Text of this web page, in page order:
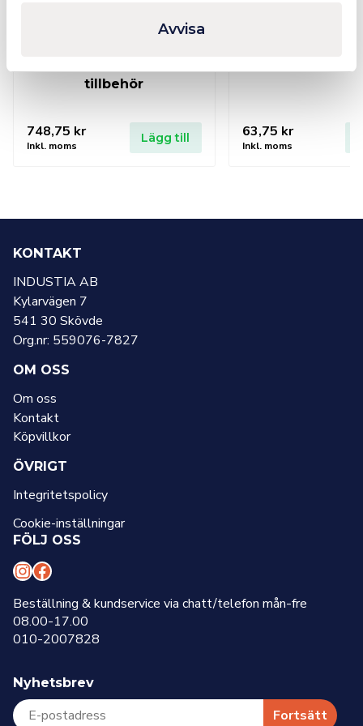
Avvisa
tillbehör
748,75 kr
Inkl. moms
Lägg till
CFH Lödfett
63,75 kr
Inkl. moms
KONTAKT
INDUSTIA AB
Kylarvägen 7
541 30 Skövde
Org.nr: 559076-7827
OM OSS
Om oss
Kontakt
Köpvillkor
ÖVRIGT
Integritetspolicy
Cookie-inställningar
FÖLJ OSS
I
n
s
t
a
g
r
F
a
c
e
b
o
o
Beställning & kundservice via chatt/telefon mån-fre
08.00-17.00
010-2007828
Nyhetsbrev
Fortsätt